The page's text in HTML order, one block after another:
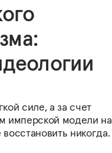
силе, а за счет
имперской модели на
никогда.